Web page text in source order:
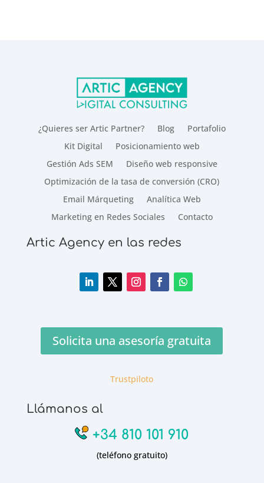
¿Quieres ser Artic Partner? Blog
Portafolio
Kit Digital
Posicionamiento web
Gestión Ads SEM
Diseño web responsive
Optimización de la tasa de conversión (CRO)
Email Márqueting
Analítica Web
Marketing en Redes Sociales
Contacto
Artic Agency en las redes
Solicita una asesoría gratuita
Trustpiloto
Llámanos al
+34 810 101 910
(teléfono gratuito)